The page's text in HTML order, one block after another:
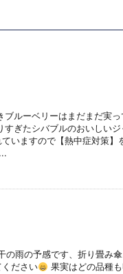
ルーベリーはまだまだ実
ぎたシバブルのおいしい
いますので【熱中症対策
雨の予感です、折り畳み
ださい
果実はどの品種